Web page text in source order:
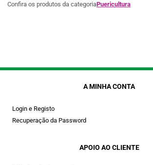
Confira os produtos da categoriaPuericultura
A MINHA CONTA
Login e Registo
Recuperação da Password
APOIO AO CLIENTE